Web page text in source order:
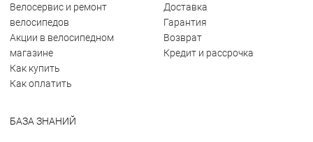
Велосервис и ремонт
велосипедов
Акции в велосипедном
магазине
Как купить
Как оплатить
Доставка
Гарантия
Возврат
Кредит и рассрочка
БАЗА ЗНАНИЙ